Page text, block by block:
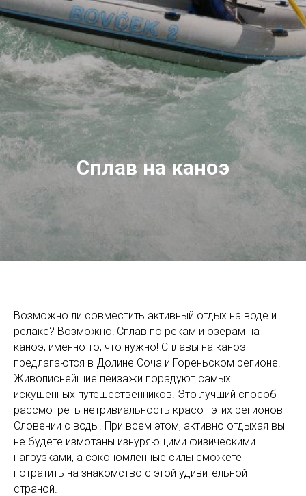
Сплав на каноэ
Возможно ли совместить активный отдых на воде и
релакс? Возможно! Сплав по рекам и озерам на
каноэ, именно то, что нужно! Сплавы на каноэ
предлагаются в Долине Соча и Гореньском регионе.
Живописнейшие пейзажи порадуют самых
искушенных путешественников. Это лучший способ
рассмотреть нетривиальность красот этих регионов
Словении с воды. При всем этом, активно отдыхая вы
не будете измотаны изнуряющими физическими
нагрузками, а сэкономленные силы сможете
потратить на знакомство с этой удивительной
страной.